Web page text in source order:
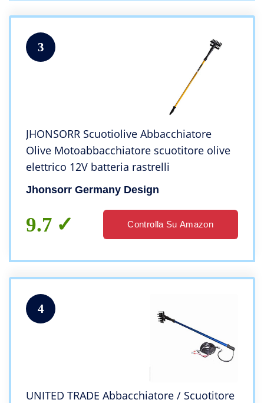
3
JHONSORR Scuotiolive Abbacchiatore
Olive Motoabbacchiatore scuotitore olive
elettrico 12V batteria rastrelli
Jhonsorr Germany Design
9.7 Controlla Su Amazon
4
UNITED TRADE Abbacchiatore / Scuotitore